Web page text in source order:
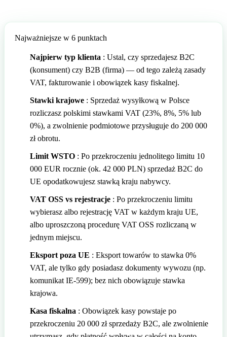
🇮🇹 Włochy
Najważniejsze w 6 punktach
Najpierw typ klienta : Ustal, czy sprzedajesz B2C
(konsument) czy B2B (firma) — od tego zależą zasady
VAT, fakturowanie i obowiązek kasy fiskalnej.
Stawki krajowe : Sprzedaż wysyłkową w Polsce
rozliczasz polskimi stawkami VAT (23%, 8%, 5% lub
0%), a zwolnienie podmiotowe przysługuje do 200 000
zł obrotu.
Limit WSTO : Po przekroczeniu jednolitego limitu 10
000 EUR rocznie (ok. 42 000 PLN) sprzedaż B2C do
UE opodatkowujesz stawką kraju nabywcy.
VAT OSS vs rejestracje : Po przekroczeniu limitu
wybierasz albo rejestrację VAT w każdym kraju UE,
albo uproszczoną procedurę VAT OSS rozliczaną w
jednym miejscu.
Eksport poza UE : Eksport towarów to stawka 0%
VAT, ale tylko gdy posiadasz dokumenty wywozu (np.
komunikat IE-599); bez nich obowiązuje stawka
krajowa.
Kasa fiskalna : Obowiązek kasy powstaje po
przekroczeniu 20 000 zł sprzedaży B2C, ale zwolnienie